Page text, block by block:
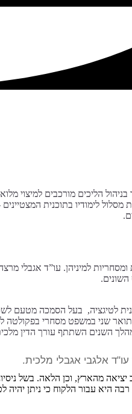
הליכים מורכבים למיצוי
למיניהן. עו”ד אגבלי
לטיגציה, בעל הסמכה מטעם
אלגבי אגבלי מלכית.
מהארץ, וכן הלאה. בשל
היא עבור הלקוח כי ניתן